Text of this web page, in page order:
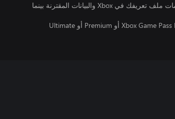
يتلقى ناشرو الألعاب التي تقوم بتشغيلها وصولاً إلى معلومات ملف تعريفك في Xbox والبيانات المقترنة بينما
تتطلب اللعبة متعددة اللاعبين عبر الإنترنت توفر Xbox Game Pass Essential أو Premium أو Ultimate